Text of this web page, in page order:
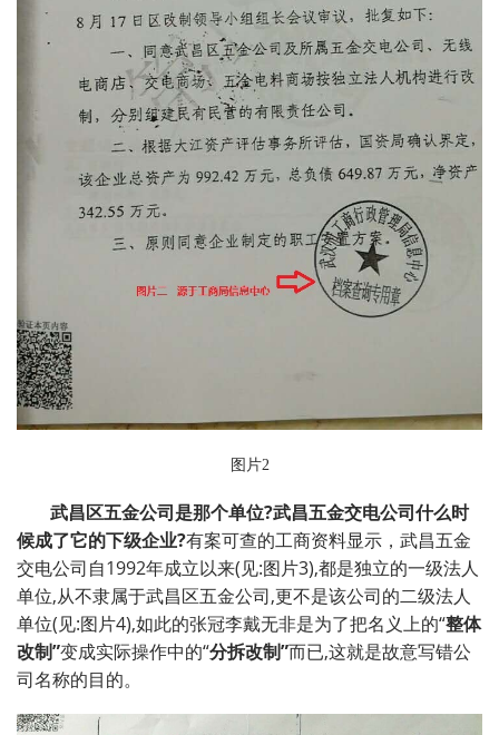
图片2
武昌区五金公司是那个单位?武昌五金交电公司什么时
候成了它的下级企业?有案可查的工商资料显示，武昌五金
交电公司自1992年成立以来(见:图片3),都是独立的一级法人
单位,从不隶属于武昌区五金公司,更不是该公司的二级法人
单位(见:图片4),如此的张冠李戴无非是为了把名义上的“整体
改制”变成实际操作中的“分拆改制”而已,这就是故意写错公
司名称的目的。